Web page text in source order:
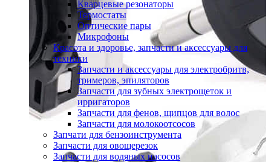
Кварцевые резонаторы
Термостаты
Оптические пары
Микрофоны
Красота и здоровье, запчасти и аксессуары для
техники
Запчасти и аксессуары для электробритв,
тримеров, эпиляторов
Запчасти для зубных электрощеток и
ирригаторов
Запчасти для фенов, щипцов для волос
Запчасти для молокоотсосов
Запчати для бензоинструмента
Запчасти для овощерезок
Запчасти для водяных насосов